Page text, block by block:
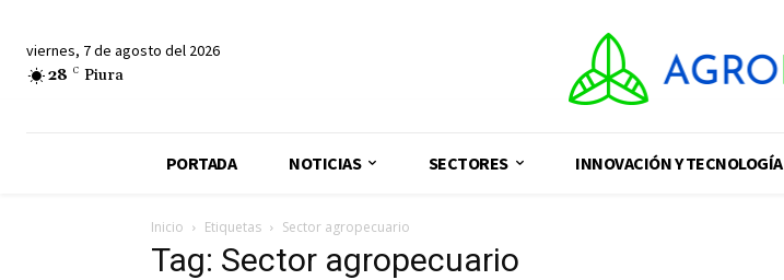
viernes, 7 de agosto del 2026
28 C Piura
PORTADA NOTICIAS SECTORES INNOVACIÓN Y TECNOLOGÍA
Inicio Etiquetas Sector agropecuario
Tag: Sector agropecuario